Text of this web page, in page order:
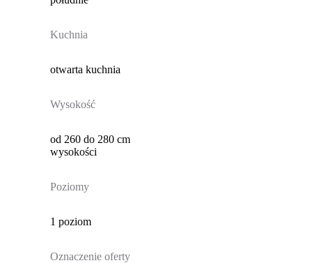
Kuchnia
otwarta kuchnia
Wysokość
od 260 do 280 cm
wysokości
Poziomy
1 poziom
Oznaczenie oferty